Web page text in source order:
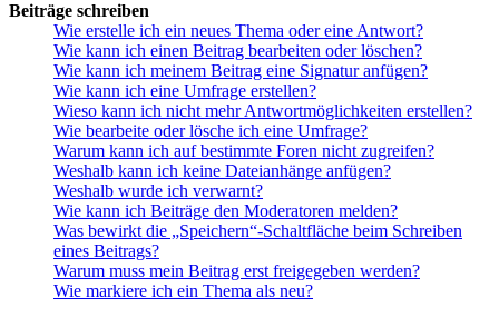
Beiträge schreiben
Wie erstelle ich ein neues Thema oder eine Antwort?
Wie kann ich einen Beitrag bearbeiten oder löschen?
Wie kann ich meinem Beitrag eine Signatur anfügen?
Wie kann ich eine Umfrage erstellen?
Wieso kann ich nicht mehr Antwortmöglichkeiten erstellen?
Wie bearbeite oder lösche ich eine Umfrage?
Warum kann ich auf bestimmte Foren nicht zugreifen?
Weshalb kann ich keine Dateianhänge anfügen?
Weshalb wurde ich verwarnt?
Wie kann ich Beiträge den Moderatoren melden?
Was bewirkt die „Speichern“-Schaltfläche beim Schreiben
eines Beitrags?
Warum muss mein Beitrag erst freigegeben werden?
Wie markiere ich ein Thema als neu?